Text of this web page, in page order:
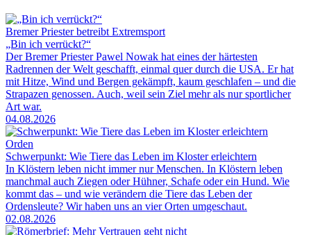
Bremer Priester betreibt Extremsport
„Bin ich verrückt?“
Der Bremer Priester Pawel Nowak hat eines der härtesten
Radrennen der Welt geschafft, einmal quer durch die USA. Er hat
mit Hitze, Wind und Bergen gekämpft, kaum geschlafen – und die
Strapazen genossen. Auch, weil sein Ziel mehr als nur sportlicher
Art war.
04.08.2026
Orden
Schwerpunkt: Wie Tiere das Leben im Kloster erleichtern
In Klöstern leben nicht immer nur Menschen. In Klöstern leben
manchmal auch Ziegen oder Hühner, Schafe oder ein Hund. Wie
kommt das – und wie verändern die Tiere das Leben der
Ordensleute? Wir haben uns an vier Orten umgeschaut.
02.08.2026